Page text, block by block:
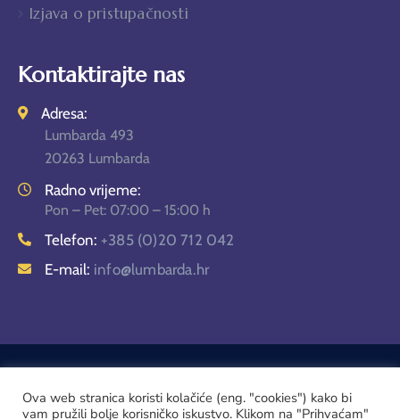
Izjava o pristupačnosti
Kontaktirajte nas
Adresa:
Lumbarda 493
20263 Lumbarda
Radno vrijeme:
Pon – Pet: 07:00 – 15:00 h
Telefon: +385 (0)20 712 042
E-mail: info@lumbarda.hr
Ova web stranica koristi kolačiće (eng. "cookies") kako bi
vam pružili bolje korisničko iskustvo. Klikom na "Prihvaćam"